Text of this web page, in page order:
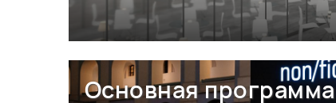
Основная программа